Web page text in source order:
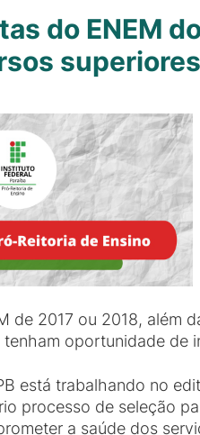
do ENEM
de 2017 ou 2018, além
tenham oportunidade de
está trabalhando no
processo de seleção
a saúde dos